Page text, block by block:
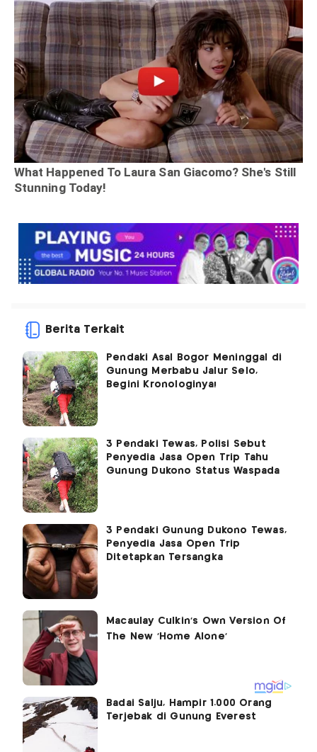
Berita Terkait
Pendaki Asal Bogor Meninggal di
Gunung Merbabu Jalur Selo,
Begini Kronologinya!
3 Pendaki Tewas, Polisi Sebut
Penyedia Jasa Open Trip Tahu
Gunung Dukono Status Waspada
3 Pendaki Gunung Dukono Tewas,
Penyedia Jasa Open Trip
Ditetapkan Tersangka
Badai Salju, Hampir 1.000 Orang
Terjebak di Gunung Everest